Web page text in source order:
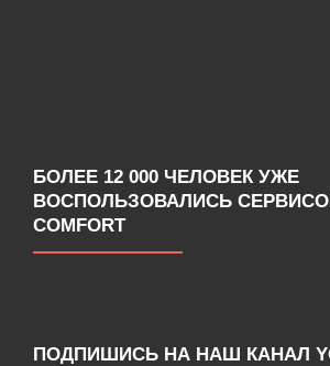
БОЛЕЕ 12 000 ЧЕЛОВЕК УЖЕ
ВОСПОЛЬЗОВАЛИСЬ СЕРВИСОМ
COMFORT
ПОДПИШИСЬ НА НАШ КАНАЛ